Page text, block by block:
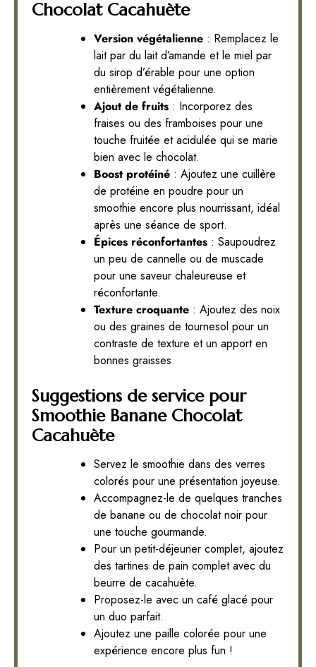
Chocolat Cacahuète
Version végétalienne : Remplacez le
lait par du lait d’amande et le miel par
du sirop d’érable pour une option
entièrement végétalienne.
Ajout de fruits : Incorporez des
fraises ou des framboises pour une
touche fruitée et acidulée qui se marie
bien avec le chocolat.
Boost protéiné : Ajoutez une cuillère
de protéine en poudre pour un
smoothie encore plus nourrissant, idéal
après une séance de sport.
Épices réconfortantes : Saupoudrez
un peu de cannelle ou de muscade
pour une saveur chaleureuse et
réconfortante.
Texture croquante : Ajoutez des noix
ou des graines de tournesol pour un
contraste de texture et un apport en
bonnes graisses.
Suggestions de service pour
Smoothie Banane Chocolat
Cacahuète
Servez le smoothie dans des verres
colorés pour une présentation joyeuse.
Accompagnez-le de quelques tranches
de banane ou de chocolat noir pour
une touche gourmande.
Pour un petit-déjeuner complet, ajoutez
des tartines de pain complet avec du
beurre de cacahuète.
Proposez-le avec un café glacé pour
un duo parfait.
Ajoutez une paille colorée pour une
expérience encore plus fun !